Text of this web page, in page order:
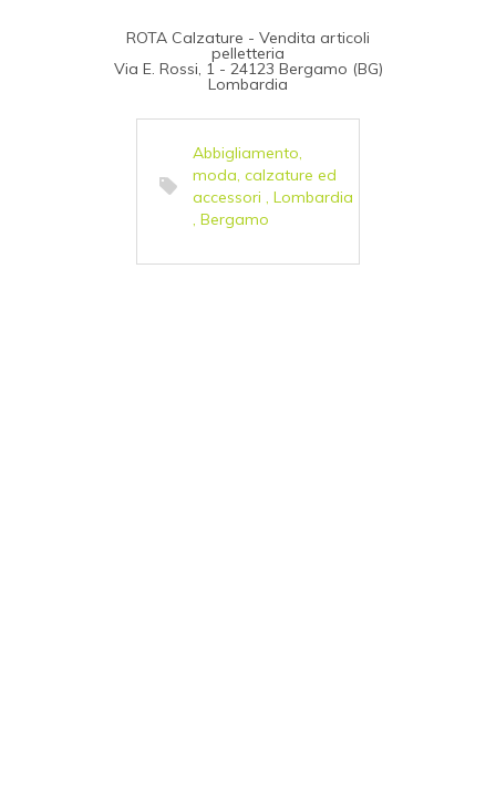
ROTA Calzature - Vendita articoli
pelletteria
Via E. Rossi, 1 - 24123 Bergamo (BG)
Lombardia
Abbigliamento,
moda, calzature ed
accessori , Lombardia
, Bergamo